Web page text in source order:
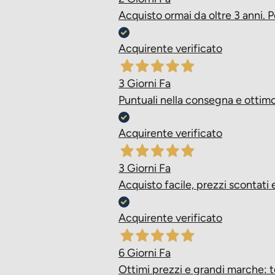
- Shiny Coat Complex
(Rende il mantello brillante)
Ingredienti:
fecola di patate (58%),
grasso di pollame, cicoria in
glucano), cloruro di sodio,
Acquisto ormai da oltre 3 anni.
Acquirente verificato
3 Giorni Fa
Puntuali nella consegna e
Acquirente verificato
3 Giorni Fa
Acquisto facile, prezzi scontati
Acquirente verificato
6 Giorni Fa
Ottimi prezzi e grandi marche: